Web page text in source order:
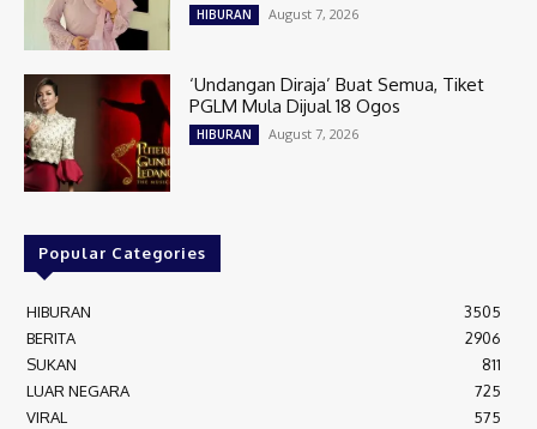
HIBURAN August 7, 2026
‘Undangan Diraja’ Buat Semua, Tiket
PGLM Mula Dijual 18 Ogos
HIBURAN August 7, 2026
Popular Categories
HIBURAN
3505
BERITA
2906
SUKAN
811
LUAR NEGARA
725
VIRAL
575